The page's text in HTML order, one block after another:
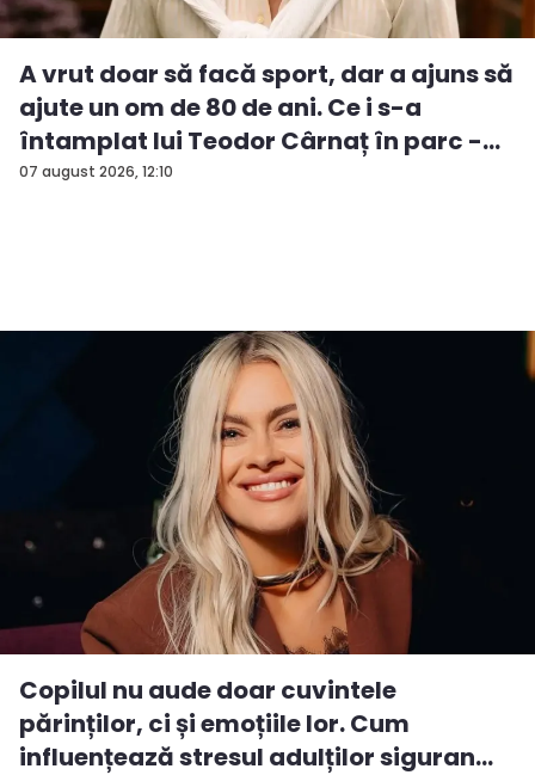
07 august 2026, 12:10
A vrut doar să facă sport, dar a ajuns să
ajute un om de 80 de ani. Ce i s-a
întamplat lui Teodor Cârnaț în parc -
V...
Copilul nu aude doar cuvintele
părinților, ci și emoțiile lor. Cum
influențează stresul adulților siguran...